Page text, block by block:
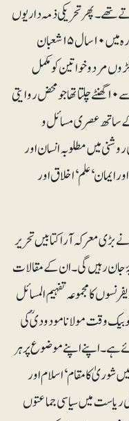
تھے۔پھر تحریکی ذمہ داریوں
کی وجہ سے اسے سال میں ایک بار کر دیا۔ منصورہ میں ۱۰ سال ۱۵ شعبان
مرد و خواتین کو مکمل
قرآن کا درس دیا ۔ درس کا یہ سلسلہ روزانہ ۸ سے ۱۰ گھنٹے چلتا تھا جو محض روایتی
ساتھ عصری مسائل و
میں مطلوبہ انسان اور
علم‘اخلاق اور
معرکہ آرا کتابیں تحریر
جان رہیں گی۔ ان کے مقالات
کا مجموعہ تفہیم المسائل
وقت مولانا مودودیؒ کی
ہے۔ اپنے اپنے موضوع پر ہر
شوریٰ کا مقام‘ اسلام اور
ریاست میں سیاسی جماعتوں